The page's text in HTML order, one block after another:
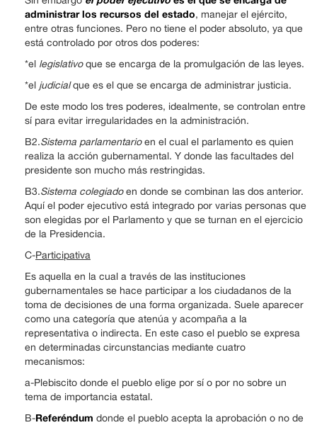
administrar los recursos del estado, manejar el ejército,
entre otras funciones. Pero no tiene el poder absoluto, ya que
está controlado por otros dos poderes:
*el legislativoque se encarga de la promulgación de las leyes.
*el judicialque es el que se encarga de administrar justicia.
De este modo los tres poderes, idealmente, se controlan entre
sí para evitar irregularidades en la administración.
B2.Sistema parlamentarioen el cual el parlamento es quien
realiza la acción gubernamental. Y donde las facultades del
presidente son mucho más restringidas.
B3.Sistema colegiadoen donde se combinan las dos anterior.
Aquí el poder ejecutivo está integrado por varias personas que
son elegidas por el Parlamento y que se turnan en el ejercicio
de la Presidencia.
C-Participativa
Es aquella en la cual a través de las instituciones
gubernamentales se hace participar a los ciudadanos de la
toma de decisiones de una forma organizada. Suele aparecer
como una categoría que atenúa y acompaña a la
representativa o indirecta. En este caso el pueblo se expresa
en determinadas circunstancias mediante cuatro
mecanismos:
a-Plebiscito donde el pueblo elige por sí o por no sobre un
tema de importancia estatal.
B-Referéndum donde el pueblo acepta la aprobación o no de